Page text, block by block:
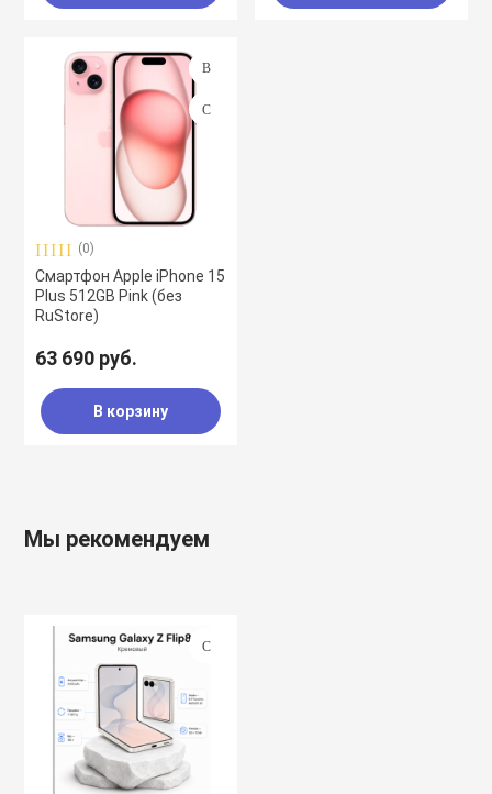
(0)
Смартфон Apple iPhone 15
Plus 512GB Pink (без
RuStore)
63 690 руб.
В корзину
Мы рекомендуем